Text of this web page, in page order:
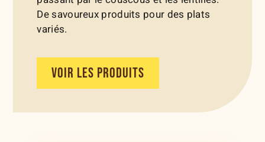
De savoureux produits pour des plats
variés.
VOIR LES PRODUITS